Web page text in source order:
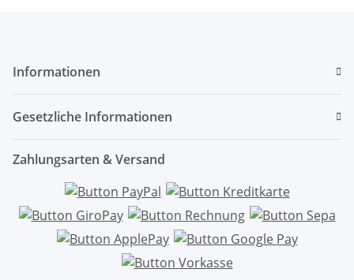
Informationen
Gesetzliche Informationen
Zahlungsarten & Versand